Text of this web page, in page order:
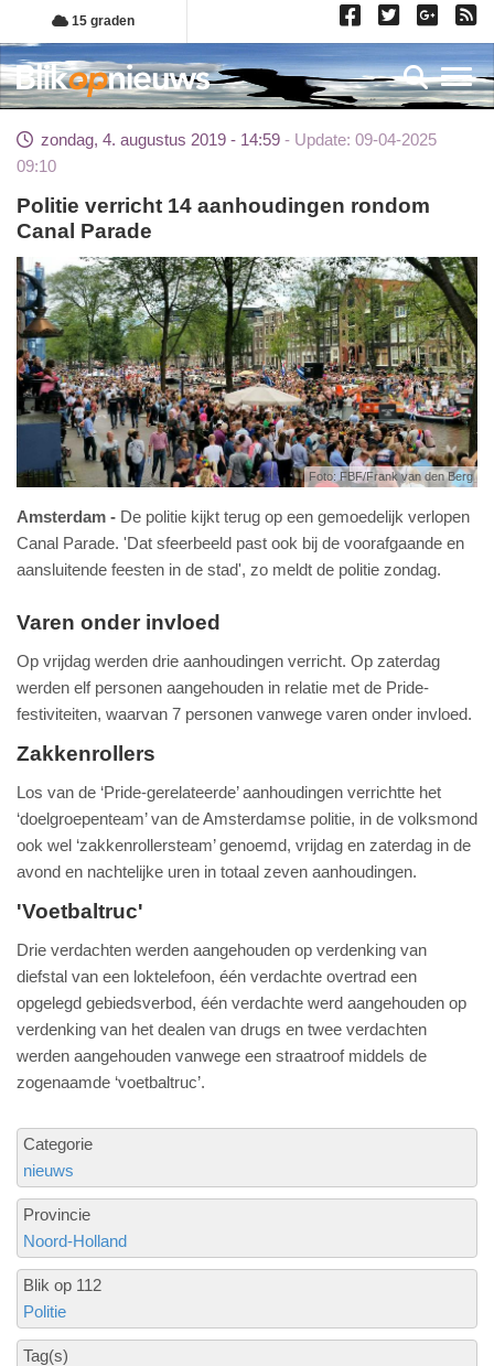
Overslaan
en
naar
de
gaan
15 graden
zondag, 4. augustus 2019 - 14:59
Update: 09-04-2025
09:10
Politie verricht 14 aanhoudingen rondom
Canal Parade
Foto: FBF/Frank van den Berg
Amsterdam
De politie kijkt terug op een gemoedelijk verlopen
Canal Parade. 'Dat sfeerbeeld past ook bij de voorafgaande en
aansluitende feesten in de stad', zo meldt de politie zondag.
Varen onder invloed
Op vrijdag werden drie aanhoudingen verricht. Op zaterdag
werden elf personen aangehouden in relatie met de Pride-
festiviteiten, waarvan 7 personen vanwege varen onder invloed.
Zakkenrollers
Los van de ‘Pride-gerelateerde’ aanhoudingen verrichtte het
‘doelgroepenteam’ van de Amsterdamse politie, in de volksmond
ook wel ‘zakkenrollersteam’ genoemd, vrijdag en zaterdag in de
avond en nachtelijke uren in totaal zeven aanhoudingen.
'Voetbaltruc'
Drie verdachten werden aangehouden op verdenking van
diefstal van een loktelefoon, één verdachte overtrad een
opgelegd gebiedsverbod, één verdachte werd aangehouden op
verdenking van het dealen van drugs en twee verdachten
werden aangehouden vanwege een straatroof middels de
zogenaamde ‘voetbaltruc’.
Categorie
nieuws
Provincie
Noord-Holland
Blik op 112
Politie
Tag(s)